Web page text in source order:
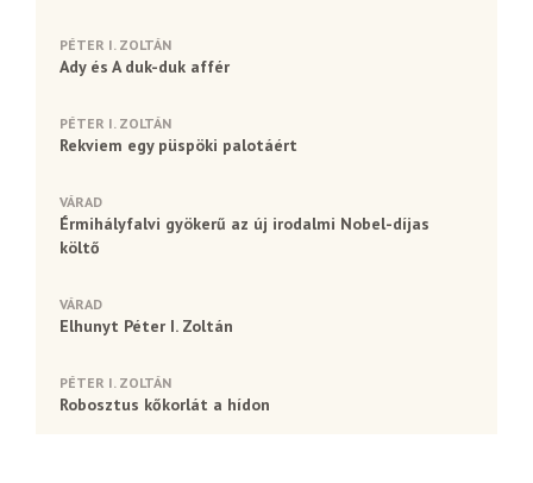
PÉTER I. ZOLTÁN
Ady és A duk-duk affér
PÉTER I. ZOLTÁN
Rekviem egy püspöki palotáért
VÁRAD
Érmihályfalvi gyökerű az új irodalmi Nobel-díjas
költő
VÁRAD
Elhunyt Péter I. Zoltán
PÉTER I. ZOLTÁN
Robosztus kőkorlát a hídon